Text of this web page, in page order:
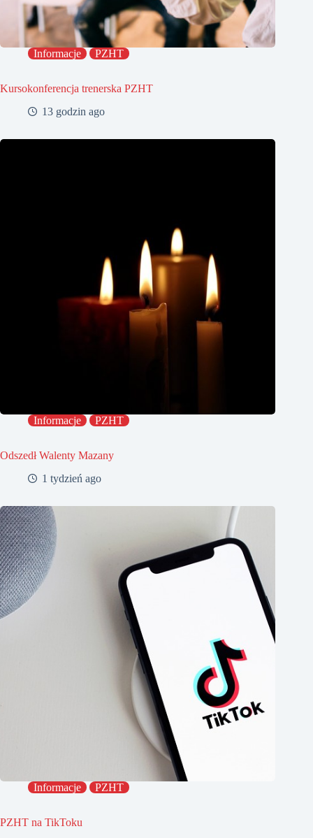
Informacje PZHT
Kursokonferencja trenerska PZHT
13 godzin ago
Informacje PZHT
Odszedł Walenty Mazany
1 tydzień ago
Informacje PZHT
PZHT na TikToku